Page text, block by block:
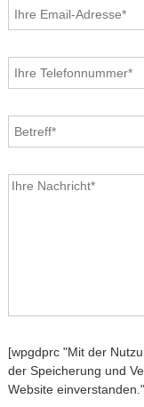
[wpgdprc "Mit der
der Speicherung und
Website